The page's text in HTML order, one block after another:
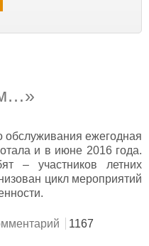
обслуживания ежегодная
и в июне 2016 года.
– участников летних
цикл мероприятий
1167